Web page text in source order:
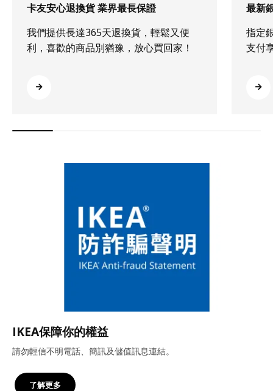
卡友安心退換貨 業界最長保證
我們提供長達365天退換貨，輕鬆又便
利，喜歡的商品別猶豫，放心買回家！
最新
指定
支付
IKEA保障你的權益
請勿輕信不明電話、簡訊及儲值訊息連結。
了解更多